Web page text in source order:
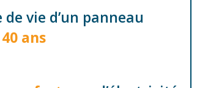
de vie d’un panneau
40 ans